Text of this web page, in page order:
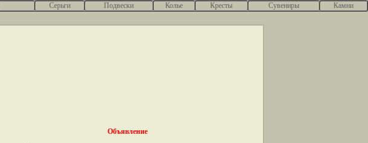
Серьги Подвески Колье Кресты Сувениры Камни
Объявление